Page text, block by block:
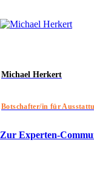
Michael Herkert
Botschafter/in für
Zur Experten-